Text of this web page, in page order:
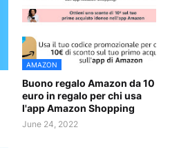
AMAZON
Buono regalo Amazon da 10
euro in regalo per chi usa
l'app Amazon Shopping
June 24, 2022